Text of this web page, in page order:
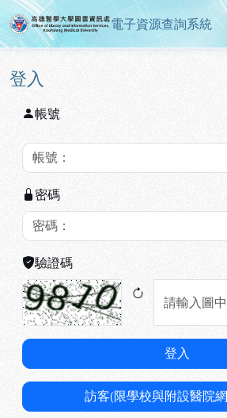
跳到主要內容
:::
高雄醫學大學圖書資
電子資源查詢系統
:::
登入
帳號
密碼
驗證碼
登入
訪客(限學校與附設醫院